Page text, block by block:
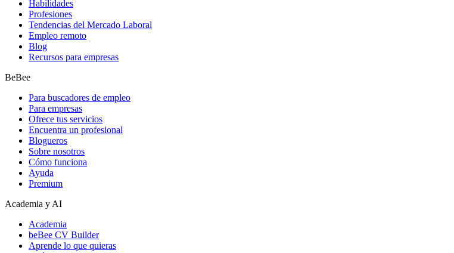
Habilidades
Profesiones
Tendencias del Mercado Laboral
Empleo remoto
Blog
Recursos para empresas
BeBee
Para buscadores de empleo
Para empresas
Ofrece tus servicios
Encuentra un profesional
Blogueros
Sobre nosotros
Cómo funciona
Ayuda
Premium
Academia y AI
Academia
beBee CV Builder
Aprende lo que quieras